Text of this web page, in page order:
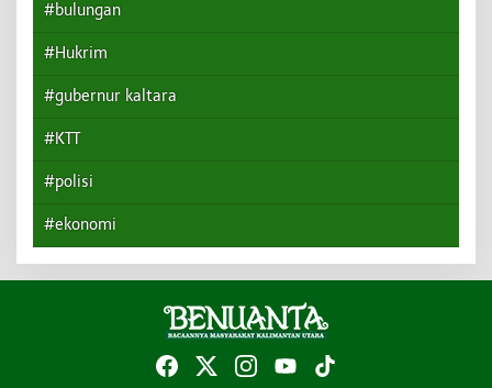
#bulungan
#Hukrim
#gubernur kaltara
#KTT
#polisi
#ekonomi